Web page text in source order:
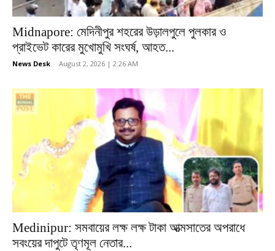
Midnapore: মেদিনীপুর শহরের উড়ালপুলে পুলকার ও
প্রাইভেট কারের মুখোমুখি সংঘর্ষ, আহত...
News Desk - August 2, 2026 | 2:26 AM
Medinipur: সমবায়ের লক্ষ লক্ষ টাকা আত্মসাতের অপরাধে
সবংয়ের দাপুটে তৃণমূল নেতার...